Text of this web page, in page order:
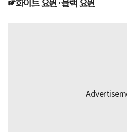
☞화이트 요원·블랙 요원